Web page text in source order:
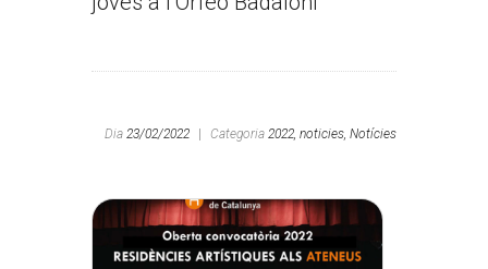
Dia 23/02/2022 Categoria 2022, noticies, Notícies